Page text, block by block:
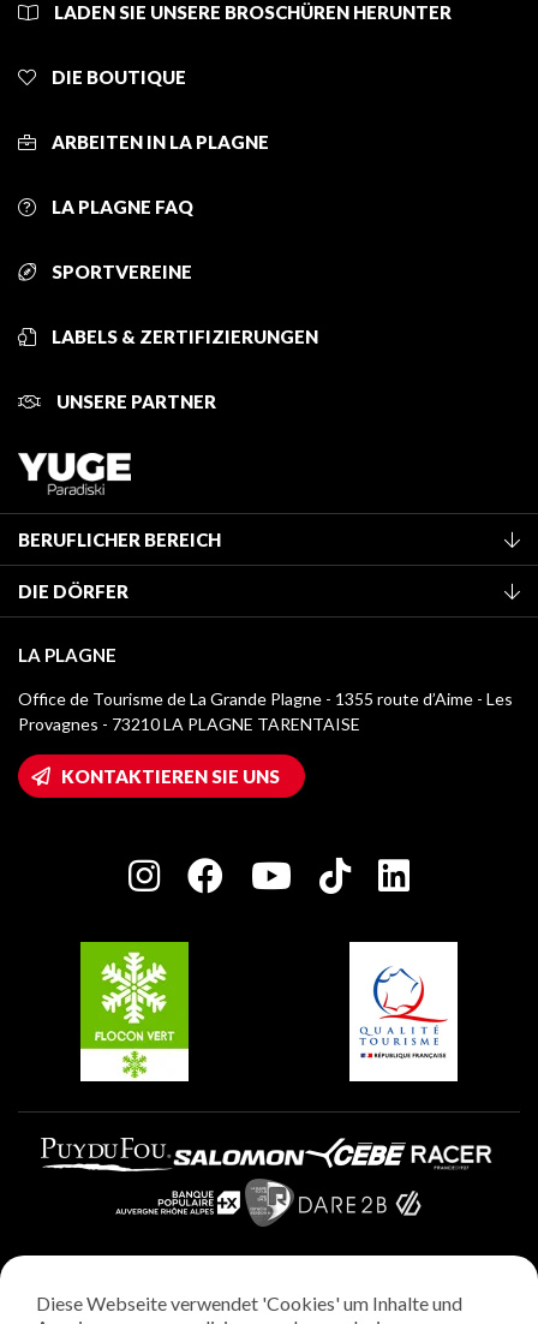
LADEN SIE UNSERE BROSCHÜREN HERUNTER
DIE BOUTIQUE
ARBEITEN IN LA PLAGNE
LA PLAGNE FAQ
SPORTVEREINE
LABELS & ZERTIFIZIERUNGEN
UNSERE PARTNER
BERUFLICHER BEREICH
Mitglied des Fremdenverkehrsamtes werden
Klassifizierung von Möbeln
Kurtaxe
Mediathek
Logos La Plagne
Wifi-Zugang
Haus der Eigentümer
Charta der Engagierten Akteure
DIE DÖRFER
Montchavin - Les Coches
Champagny-en-Vanoise
Plagne 1800
Plagne Villages
Plagne Aime 2000
LA PLAGNE
Office de Tourisme de La Grande Plagne - 1355 route d’Aime - Les
Provagnes - 73210 LA PLAGNE TARENTAISE
KONTAKTIEREN SIE UNS
Rechtliche Hinweise
Diese Webseite verwendet 'Cookies' um Inhalte und